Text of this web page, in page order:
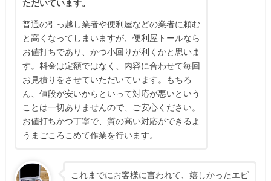
ただいています。
普通の引っ越し業者や便利屋などの業者に頼む
と高くなってしまいますが、便利屋トールなら
お値打ちであり、かつ小回りが利くかと思いま
す。料金は定額ではなく、内容に合わせて毎回
お見積りをさせていただいています。もちろ
ん、値段が安いからといって対応が悪いという
ことは一切ありませんので、ご安心ください。
お値打ちかつ丁寧で、質の高い対応ができるよ
うまごころこめて作業を行います。
これまでにお客様に言われて、嬉しかったエピ